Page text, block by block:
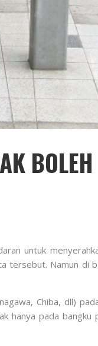
BOLEH
untuk
tersebut. Namun di
Chiba, dll)
hanya pada